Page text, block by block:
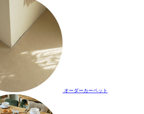
オーダーカーペット